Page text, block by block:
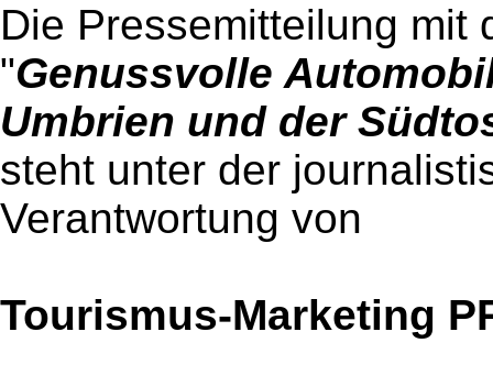
Die Pressemitteilung mit
"Genussvolle
Umbrien und der
steht unter der
Verantwortung von
Tourismus-Marketing